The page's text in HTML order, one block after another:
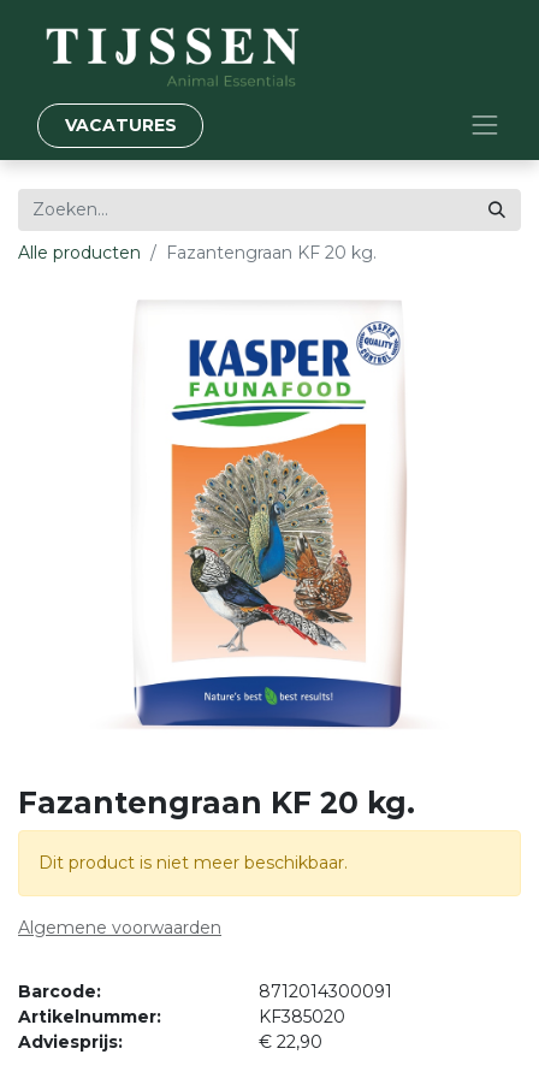
VACATURES
Alle producten Fazantengraan KF 20 kg.
Fazantengraan KF 20 kg.
Dit product is niet meer beschikbaar.
Algemene voorwaarden
Barcode:
8712014300091
Artikelnummer:
KF385020
Adviesprijs:
€ 22,90